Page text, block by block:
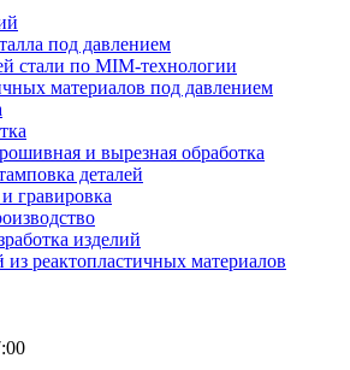
под давлением
стали по MIM-технологии
материалов под давлением
и вырезная обработка
деталей
гравировка
изделий
из реактопластичных материалов